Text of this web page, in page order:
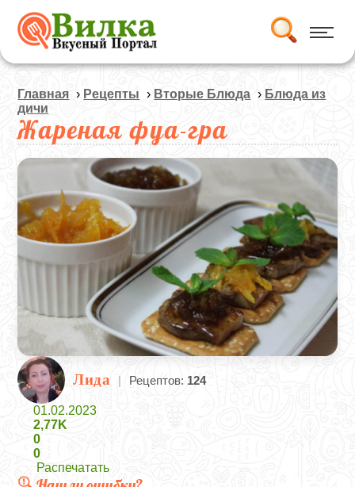
Главная › Рецепты › Вторые Блюда › Блюда из
дичи
Жареная фуа-гра
Лида | Рецептов: 124
01.02.2023
2,77K
0
0
Распечатать